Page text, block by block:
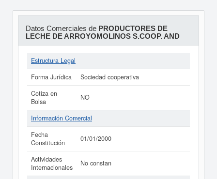
Datos Comerciales de PRODUCTORES DE
LECHE DE ARROYOMOLINOS S.COOP. AND
Estructura Legal
Forma Jurídica
Sociedad cooperativa
Cotiza en
Bolsa
NO
Información Comercial
Fecha
Constitución
01/01/2000
Actividades
Internacionales
No constan